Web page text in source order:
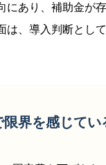
にあり、補助金が
は、導入判断とし
限界を感じてい